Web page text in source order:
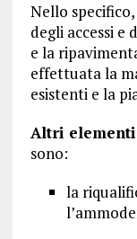
Nello
degli accessi e
e la
effettuata la
esistenti e la
Altri
sono:
la